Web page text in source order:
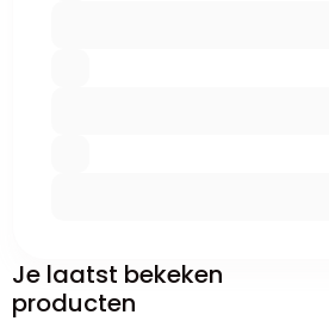
Je laatst bekeken
producten